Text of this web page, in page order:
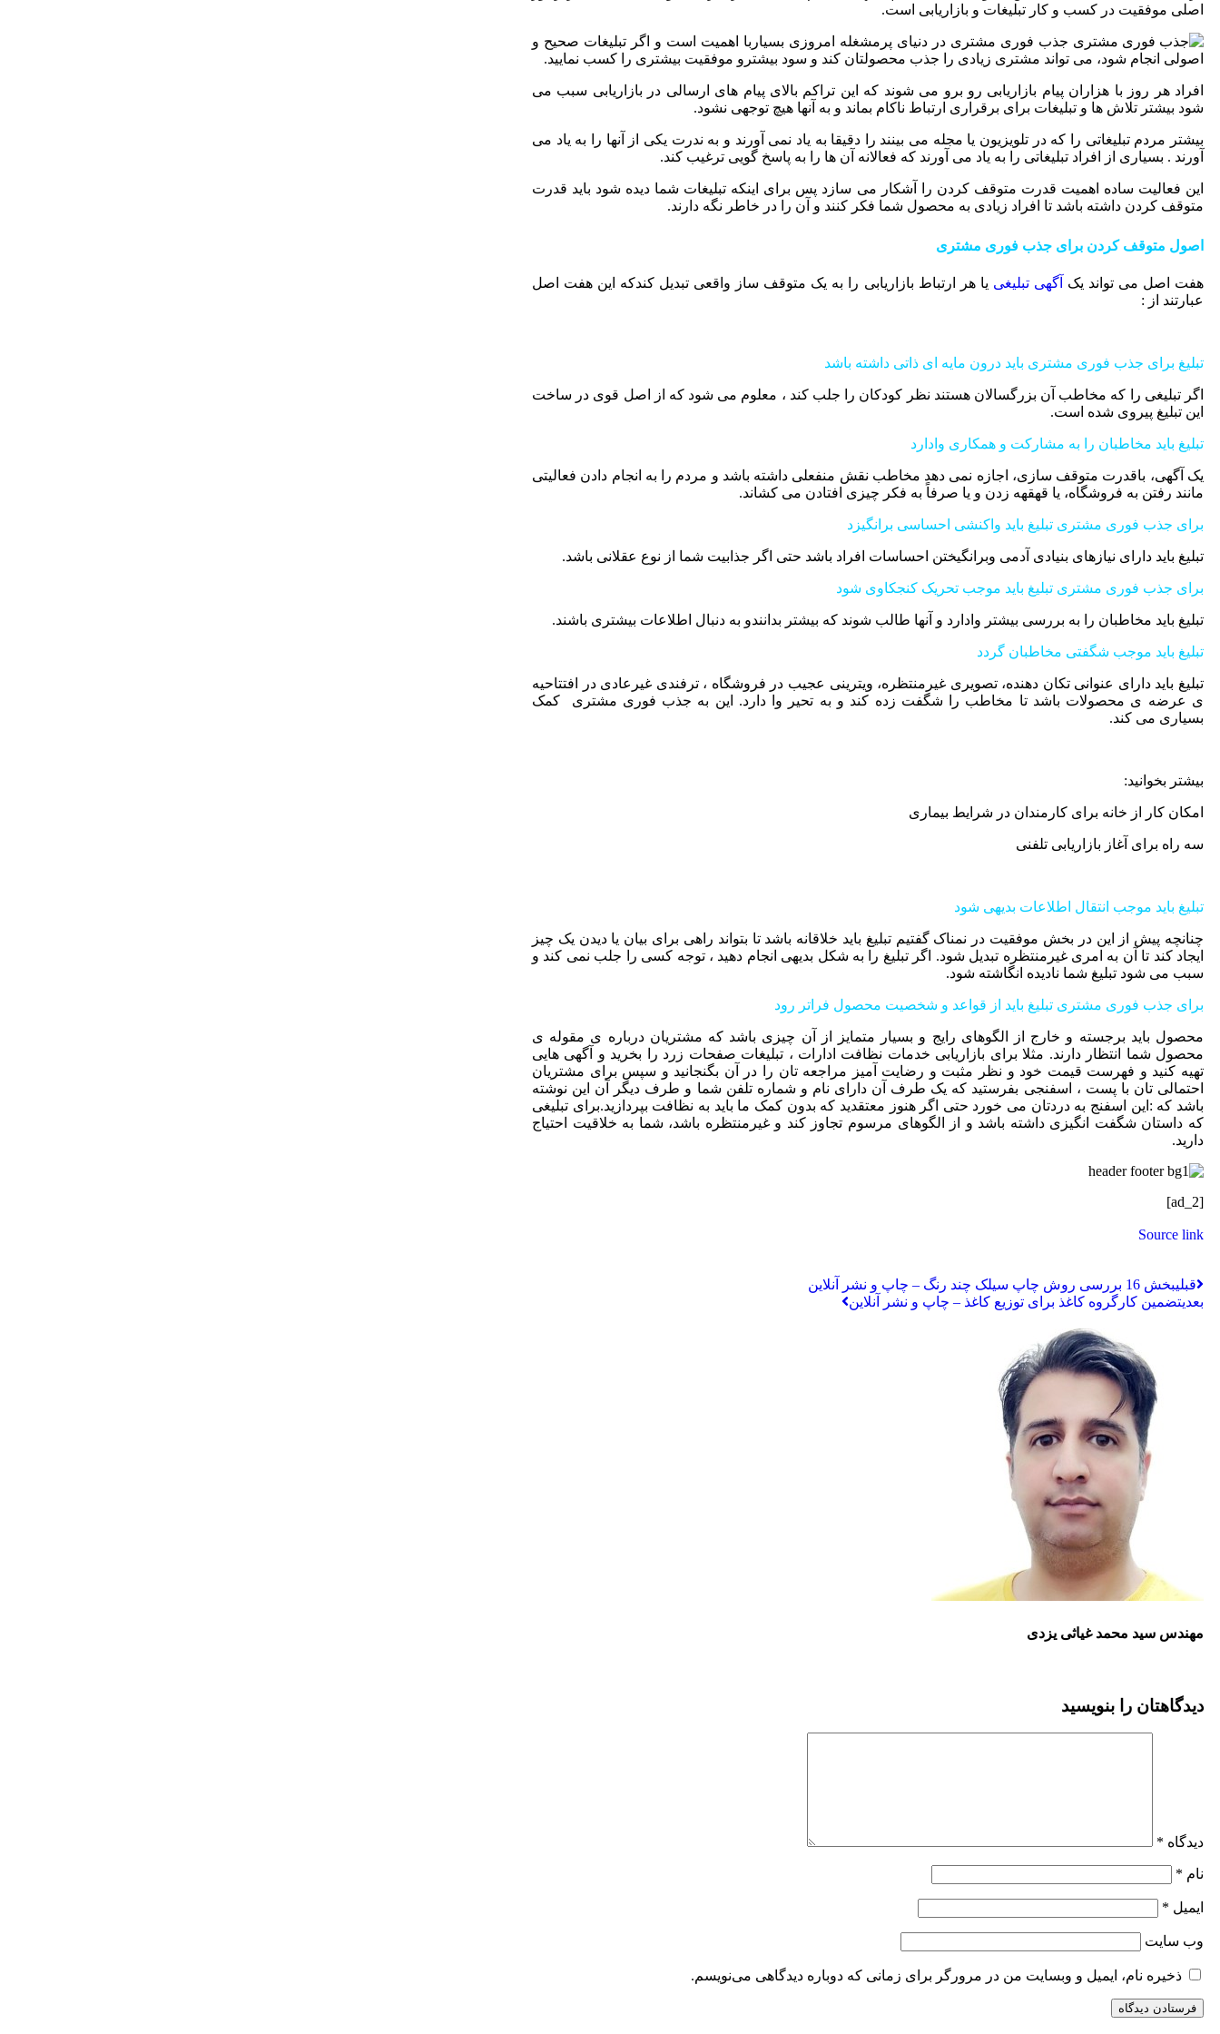
اصلی موفقیت در کسب و کار تبلیغات و بازاریابی است.
جذب فوری مشتری در دنیای پرمشغله امروزی بسیاربا اهمیت است و اگر تبلیغات صحیح و
اصولی انجام شود، می تواند مشتری زیادی را جذب محصولتان کند و سود بیشترو موفقیت بیشتری را کسب نمایید.
افراد هر روز با هزاران پیام بازاریابی رو برو می شوند که این تراکم بالای پیام های ارسالی در بازاریابی سبب می
شود بیشتر تلاش ها و تبلیغات برای برقراری ارتباط ناکام بماند و به آنها هیچ توجهی نشود.
بیشتر مردم تبلیغاتی را که در تلویزیون یا مجله می بینند را دقیقا به یاد نمی آورند و به ندرت یکی از آنها را به یاد می
آورند . بسیاری از افراد تبلیغاتی را به یاد می آورند که فعالانه آن ها را به پاسخ گویی ترغیب کند.
این فعالیت ساده اهمیت قدرت متوقف کردن را آشکار می سازد پس برای اینکه تبلیغات شما دیده شود باید قدرت
متوقف کردن داشته باشد تا افراد زیادی به محصول شما فکر کنند و آن را در خاطر نگه دارند.
اصول متوقف کردن برای جذب فوری مشتری
هفت اصل می تواند یک آگهی تبلیغی یا هر ارتباط بازاریابی را به یک متوقف ساز واقعی تبدیل کندکه این هفت اصل
عبارتند از :
تبلیغ برای جذب فوری مشتری باید درون مایه ای ذاتی داشته باشد
اگر تبلیغی را که مخاطب آن بزرگسالان هستند نظر کودکان را جلب کند ، معلوم می شود که از اصل قوی در ساخت
این تبلیغ پیروی شده است.
تبلیغ باید مخاطبان را به مشارکت و همکاری وادارد
یک آگهی، باقدرت متوقف سازی، اجازه نمی دهد مخاطب نقش منفعلی داشته باشد و مردم را به انجام دادن فعالیتی
مانند رفتن به فروشگاه، یا قهقهه زدن و یا صرفاً به فکر چیزی افتادن می کشاند.
برای جذب فوری مشتری تبلیغ باید واکنشی احساسی برانگیزد
تبلیغ باید دارای نیازهای بنیادی آدمی وبرانگیختن احساسات افراد باشد حتی اگر جذابیت شما از نوع عقلانی باشد.
برای جذب فوری مشتری تبلیغ باید موجب تحریک کنجکاوی شود
تبلیغ باید مخاطبان را به بررسی بیشتر وادارد و آنها طالب شوند که بیشتر بدانندو به دنبال اطلاعات بیشتری باشند.
تبلیغ باید موجب شگفتی مخاطبان گردد
تبلیغ باید دارای عنوانی تکان دهنده، تصویری غیرمنتظره، ویترینی عجیب در فروشگاه ، ترفندی غیرعادی در افتتاحیه
ی عرضه ی محصولات باشد تا مخاطب را شگفت زده کند و به تحیر وا دارد. این به جذب فوری مشتری کمک
بسیاری می کند.
بیشتر بخوانید:
امکان کار از خانه برای کارمندان در شرایط بیماری
سه راه برای آغاز بازاریابی تلفنی
تبلیغ باید موجب انتقال اطلاعات بدیهی شود
چنانچه پیش از این در بخش موفقیت در نمناک گفتیم تبلیغ باید خلاقانه باشد تا بتواند راهی برای بیان یا دیدن یک چیز
ایجاد کند تا آن به امری غیرمنتظره تبدیل شود. اگر تبلیغ را به شکل بدیهی انجام دهید ، توجه کسی را جلب نمی کند و
سبب می شود تبلیغ شما نادیده انگاشته شود.
برای جذب فوری مشتری تبلیغ باید از قواعد و شخصیت محصول فراتر رود
محصول باید برجسته و خارج از الگوهای رایج و بسیار متمایز از آن چیزی باشد که مشتریان درباره ی مقوله ی
محصول شما انتظار دارند. مثلا برای بازاریابی خدمات نظافت ادارات ، تبلیغات صفحات زرد را بخرید و آگهی هایی
تهیه کنید و فهرست قیمت خود و نظر مثبت و رضایت آمیز مراجعه تان را در آن بگنجانید و سپس برای مشتریان
احتمالی تان با پست ، اسفنجی بفرستید که یک طرف آن دارای نام و شماره تلفن شما و طرف دیگر آن این نوشته
باشد که :این اسفنج به دردتان می خورد حتی اگر هنوز معتقدید که بدون کمک ما باید به نظافت بپردازید.برای تبلیغی
که داستان شگفت انگیزی داشته باشد و از الگوهای مرسوم تجاوز کند و غیرمنتظره باشد، شما به خلاقیت احتیاج
دارید.
[ad_2]
Source link
قبلیبخش 16 بررسی روش چاپ سیلک چند رنگ – چاپ و نشر آنلاین
بعدیتضمین کارگروه کاغذ برای توزیع کاغذ – چاپ و نشر آنلاین
مهندس سید محمد غیاثی یزدی
دیدگاهتان را بنویسید
دیدگاه *
نام *
ایمیل *
وب‌ سایت
ذخیره نام، ایمیل و وبسایت من در مرورگر برای زمانی که دوباره دیدگاهی می‌نویسم.